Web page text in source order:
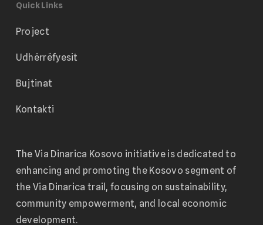
Quick Links
Project
Udhërrëfyesit
Bujtinat
Kontakti
The Via Dinarica Kosovo initiative is dedicated to
enhancing and promoting the Kosovo segment of
the Via Dinarica trail, focusing on sustainability,
community empowerment, and local economic
development.